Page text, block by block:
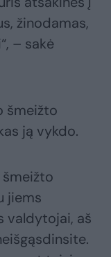
žinodamas,
– sakė
šmeižto
ją vykdo.
šmeižto
jiems
valdytojai, aš